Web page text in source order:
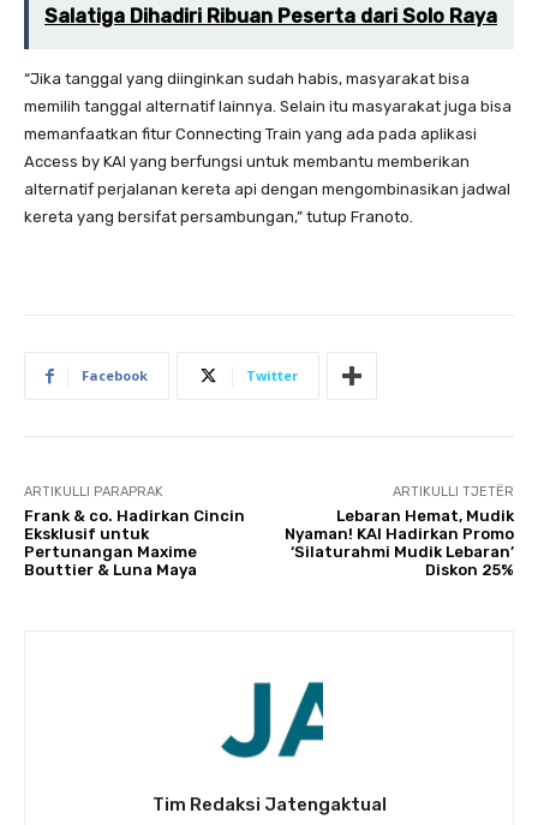
Salatiga Dihadiri Ribuan Peserta dari Solo Raya
“Jika tanggal yang diinginkan sudah habis, masyarakat bisa
memilih tanggal alternatif lainnya. Selain itu masyarakat juga bisa
memanfaatkan fitur Connecting Train yang ada pada aplikasi
Access by KAI yang berfungsi untuk membantu memberikan
alternatif perjalanan kereta api dengan mengombinasikan jadwal
kereta yang bersifat persambungan,” tutup Franoto.
Facebook Twitter
ARTIKULLI PARAPRAK
Frank & co. Hadirkan Cincin
Eksklusif untuk
Pertunangan Maxime
Bouttier & Luna Maya
ARTIKULLI TJETËR
Lebaran Hemat, Mudik
Nyaman! KAI Hadirkan Promo
‘Silaturahmi Mudik Lebaran’
Diskon 25%
Tim Redaksi Jatengaktual